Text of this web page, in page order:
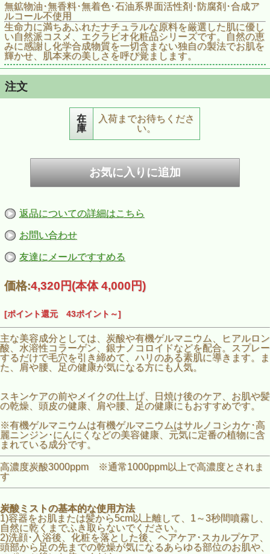
無鉱物油･無香料･無着色･石油系界面活性剤･防腐剤･合成ア
ルコール不使用
生命力に満ちあふれたナチュラルな原料を厳選した肌に優し
い自然派コスメ、エクラビオ化粧品シリーズです。自然の恵
みに感謝し化学合成物質を一切含まない独自の製法でお肌を
輝かせ、肌本来の美しさを呼び覚まします。
注文
在
庫
入荷までお待ちくださ
い。
返品についての詳細はこちら
お問い合わせ
友達にメールですすめる
価格:4,320円(本体 4,000円)
[ポイント還元 43ポイント～]
主な美容成分としては、炭酸や有機ゲルマニウム、ヒアルロン
酸、水溶性コラーゲン、銀ナノコロイドなどを配合。スプレー
するだけで毛穴を引き締めて、ハリのある素肌に導きます。ま
た、肩や腰、足の健康が気になる方にも人気。
スキンケアの前やメイクの仕上げ、日焼け後のケア、お肌や髪
の乾燥、頭皮の健康、肩や腰、足の健康にもおすすめです。
※有機ゲルマニウムは有機ゲルマニウムはサルノコシカケ･高
麗ニンジン･にんにくなどの美容健康、元気に定番の植物に含
まれている成分です。
高濃度炭酸3000ppm ※通常1000ppm以上で高濃度とされま
す
炭酸ミストの基本的な使用方法
1)容器をお肌または髪から5cm以上離して、1～3秒間噴霧し、
自然に乾くまでふき取らないでください。
2)洗顔･入浴後、化粧を落とした後、ヘアケア･スカルプケア、
頭部から足の先までの乾燥が気になるあらゆる部位のお肌や、